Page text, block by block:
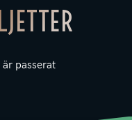
passerat